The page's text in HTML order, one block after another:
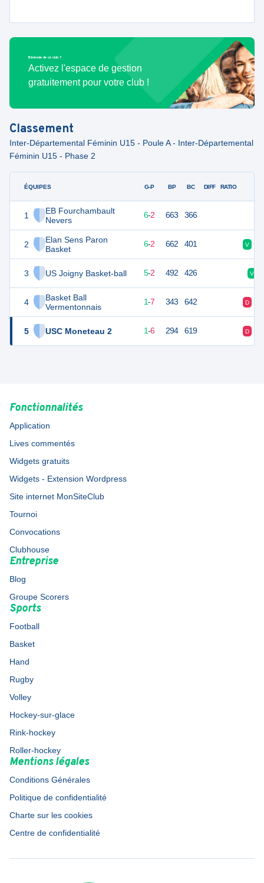
Bénévole de ce club ?
Activez l'espace de gestion
gratuitement pour votre club !
Classement
Inter-Départemental Féminin U15 - Poule A - Inter-Départemental
Féminin U15 - Phase 2
ÉQUIPES
1
EB Fourchambault
Nevers
2
Elan Sens Paron
Basket
3 US Joigny Basket-ball
4
Basket Ball
Vermentonnais
5 USC Moneteau 2
G-P BP BC DIFF RATIO
14 6-2 663 366
14 6-2 662 401 V
12 7 5-2 492 426 V
1-7 343 642 D
8 1-6 294 619 D
Fonctionnalités
Application
Lives commentés
Widgets gratuits
Widgets - Extension Wordpress
Site internet MonSiteClub
Tournoi
Convocations
Clubhouse
Entreprise
Blog
Groupe Scorers
Sports
Football
Basket
Hand
Rugby
Volley
Hockey-sur-glace
Rink-hockey
Roller-hockey
Mentions légales
Conditions Générales
Politique de confidentialité
Charte sur les cookies
Centre de confidentialité